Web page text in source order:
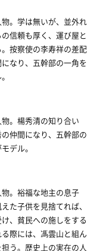
。学は無いが、並外れ
信頼も厚く、運び屋と
按察使の李寿祥の差配
なり、五幹部の一角を
。楊秀清の知り合い
仲間になり、五幹部の
デル。
。裕福な地主の息子
た子供を見捨てれば、
、貧民への施しをする
際には、馮雲山と組ん
う。歴史上の実在の人